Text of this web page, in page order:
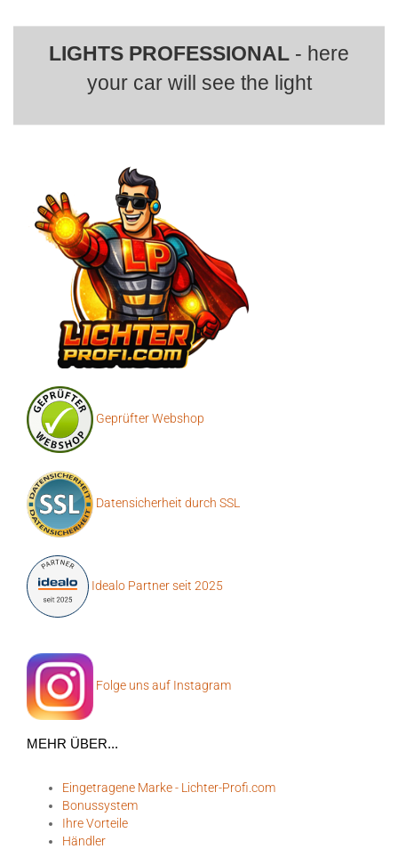
LIGHTS PROFESSIONAL - here
your car will see the light
Geprüfter Webshop
Datensicherheit durch SSL
Idealo Partner seit 2025
Folge uns auf Instagram
MEHR ÜBER...
Eingetragene Marke - Lichter-Profi.com
Bonussystem
Ihre Vorteile
Händler